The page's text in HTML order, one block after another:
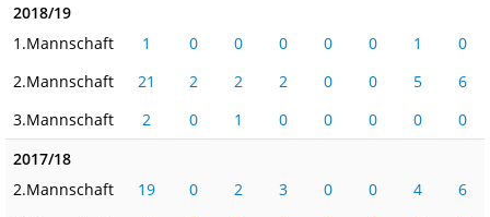
2018/19
1.Mannschaft
1 0 0 0 0 0 1
0
2.Mannschaft
21 2 2 2 0 0 5
6
3.Mannschaft
2 0 1 0 0 0 0
0
2017/18
2.Mannschaft
19 0 2 3 0 0 4
6